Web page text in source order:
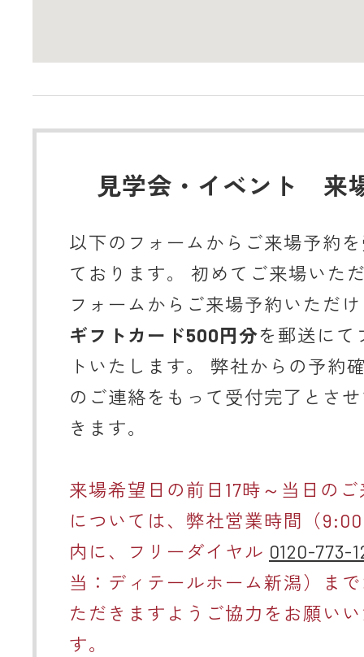
見学会・イベント 来
以下のフォームからご来場予約
ております。 初めてご来場いた
フォームからご来場予約いただ
ギフトカード500円分を郵送にて
トいたします。 弊社からの予約
のご連絡をもって受付完了とさ
きます。
来場希望日の前日17時～当日の
については、弊社営業時間（
内に、フリーダイヤル 0120-773-
当：ディテールホーム新潟）ま
ただきますようご協力をお願い
す。